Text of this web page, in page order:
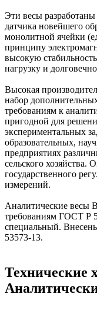
Эти весы
датчика новейшего
монолитной ячейки
принципу
высокую
нагрузку и
Высокая
набор
требованиям к
пригодной для
экспериментальных
образовательных,
предприятиях
сельского хозяйства.
государственного
измерений.
Аналитические весы
требованиям ГОСТ Р
специальный.
53573-13.
Технические